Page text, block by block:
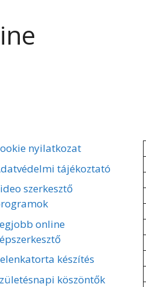
nyilatkozat
tájékoztató
szerkesztő
online
készítés
köszöntők